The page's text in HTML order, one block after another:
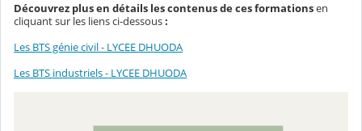
Découvrez plus en détails les contenus de ces formationsen
cliquant sur les liens ci-dessous:
Les BTS génie civil - LYCEE DHUODA
Les BTS industriels - LYCEE DHUODA